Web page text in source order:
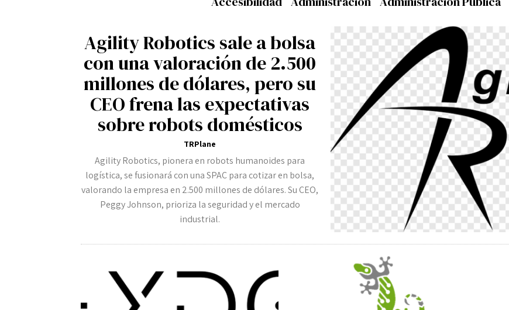
Privacidad Aviso Legal Política de cookies
Agility Robotics sale a bolsa
con una valoración de 2.500
millones de dólares, pero su
CEO frena las expectativas
sobre robots domésticos
TRPlane
Agility Robotics, pionera en robots humanoides para
logística, se fusionará con una SPAC para cotizar en bolsa,
valorando la empresa en 2.500 millones de dólares. Su CEO,
Peggy Johnson, prioriza la seguridad y el mercado
industrial.